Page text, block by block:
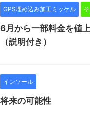
GPS埋め込み加工ミッケル
6月から一部料金を値上
（説明付き）
インソール
将来の可能性